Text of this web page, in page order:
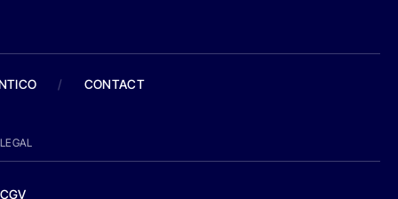
/ CONTACT
LEGAL
CGV